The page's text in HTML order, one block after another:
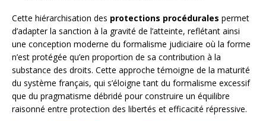
Cette hiérarchisation des protections procédurales permet
d’adapter la sanction à la gravité de l’atteinte, reflétant ainsi
une conception moderne du formalisme judiciaire où la forme
n’est protégée qu’en proportion de sa contribution à la
substance des droits. Cette approche témoigne de la maturité
du système français, qui s’éloigne tant du formalisme excessif
que du pragmatisme débridé pour construire un équilibre
raisonné entre protection des libertés et efficacité répressive.